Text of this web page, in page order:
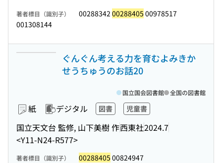
著者標目（識別子） 00288342 00288405 00978517
001308144
ぐんぐん考える力を育むよみきか
せうちゅうのお話20
紙 デジタル 図書 児童書
国立天文台 監修, 山下美樹 作西東社2024.7
<Y11-N24-R577>
国立国会図書館 全国の図書館
著者標目（識別子） 00288405 00824947